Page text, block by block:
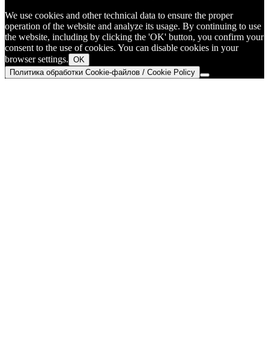
We use cookies and other technical data to ensure the proper
operation of the website and analyze its usage. By continuing to use
the website, including by clicking the 'OK' button, you confirm your
consent to the use of cookies. You can disable cookies in your
browser settings. OK
Политика обработки Cookie-файлов / Cookie Policy